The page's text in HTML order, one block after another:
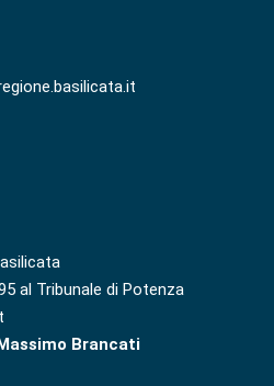
al Tribunale di Potenza
Brancati